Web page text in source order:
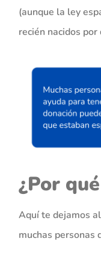
(aunque la ley
recién nacidos
¿Por
Aquí te dejamos
muchas personas